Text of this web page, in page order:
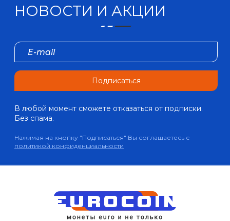
НОВОСТИ И АКЦИИ
Подписаться
В любой момент сможете отказаться от подписки.
Без спама.
Нажимая на кнопку "Подписаться" Вы соглашаетесь с
политикой конфиденциальности